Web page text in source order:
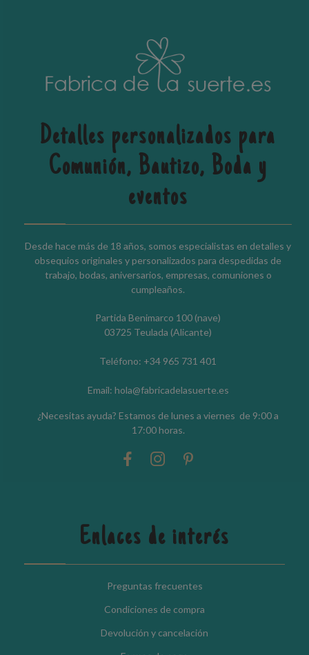
Detalles personalizados para
Comunión, Bautizo, Boda y
eventos
Desde hace más de 18 años, somos especialistas en detalles y
obsequios originales y personalizados para despedidas de
trabajo, bodas, aniversarios, empresas, comuniones o
cumpleaños.
Partida Benimarco 100 (nave)
03725 Teulada (Alicante)
Teléfono: +34 965 731 401
Email: hola@fabricadelasuerte.es
¿Necesitas ayuda? Estamos de lunes a viernes de 9:00 a
17:00 horas.
Enlaces de interés
Preguntas frecuentes
Condiciones de compra
Devolución y cancelación